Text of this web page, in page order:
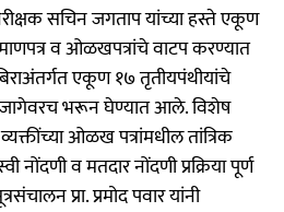
सचिन जगताप यांच्या हस्ते एकूण
व ओळखपत्रांचे वाटप करण्यात
एकूण १७ तृतीयपंथीयांचे
जागेवरच भरून घेण्यात आले. विशेष
ओळख पत्रांमधील तांत्रिक
व मतदार नोंदणी प्रक्रिया पूर्ण
प्रा. प्रमोद पवार यांनी